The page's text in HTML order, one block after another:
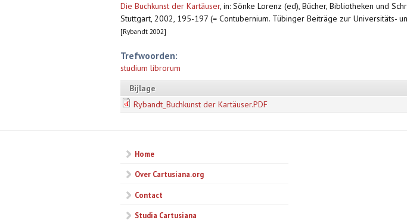
Die Buchkunst der Kartäuser, in: Sönke Lorenz (ed), Bücher, Bibliotheken und
Stuttgart, 2002, 195-197 (= Contubernium. Tübinger Beiträge zur Universitäts-
[Rybandt 2002]
Trefwoorden:
studium librorum
Bijlage
Rybandt_Buchkunst der Kartäuser.PDF
Home
Over Cartusiana.org
Contact
Studia Cartusiana